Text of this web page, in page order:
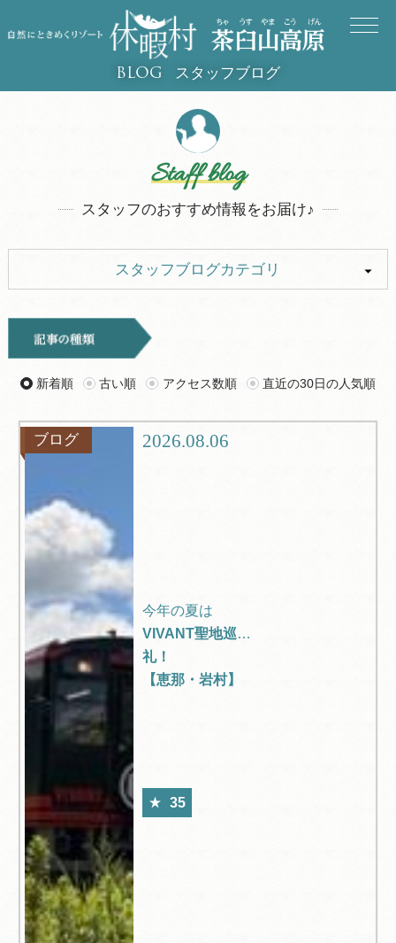
BLOG スタッフブログ
Staff blog
スタッフのおすすめ情報をお届け♪
スタッフブログカテゴリ
キャンプ
旅行記 ツアー
グルメ
新着順 古い順 アクセス数順 直近の30日の人気順
ブログ 2026.08.06
今年の夏は
VIVANT聖地巡
礼！
【恵那・岩村】
35